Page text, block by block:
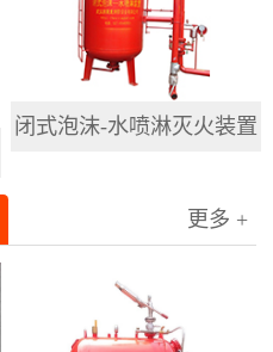
闭式泡沫-水喷淋灭火装置
更多 +